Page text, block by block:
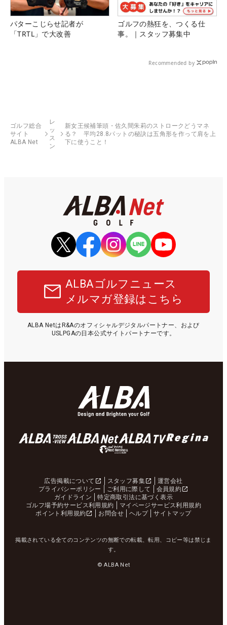
パターこじらせ記者が
「TRTL」で大改善
ゴルフの熱狂を、つくる仕
事。｜スタッフ募集中
Recommended by
ゴルフ総合
サイト
ALBA Net
レ
ッ
ス
ン
新女王候補筆頭・佐久間朱莉のストロークどうマネ
る？ 平均28.8パットの秘訣は五角形を作って肩を上
下に使うこと！
ALBAゴルフニュース
メルマガ登録はこちら
ALBA NetはR&Aのオフィシャルデジタルパートナー、および
USLPGAの日本公式サイトパートナーです。
広告掲載について スタッフ募集
運営会社
プライバシーポリシー
ご利用に際して
会員規約
ガイドライン
特定商取引法に基づく表示
ゴルフ場予約サービス利用規約
マイページサービス利用規約
ポイント利用規約
お問合せ ヘルプ サイトマップ
掲載されている全てのコンテンツの無断での転載、転用、コピー等は禁じま
す。
© ALBA Net